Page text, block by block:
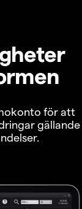
för att
gällande